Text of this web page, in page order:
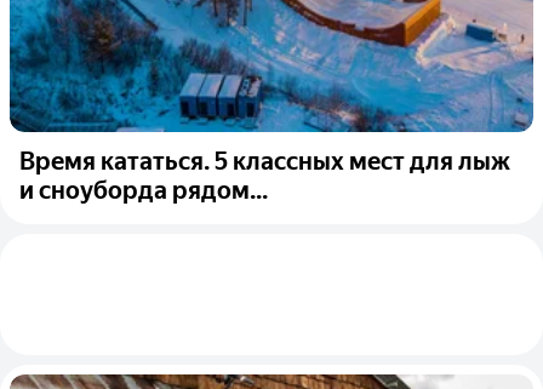
Время кататься. 5 классных мест для лыж
и сноуборда рядом...